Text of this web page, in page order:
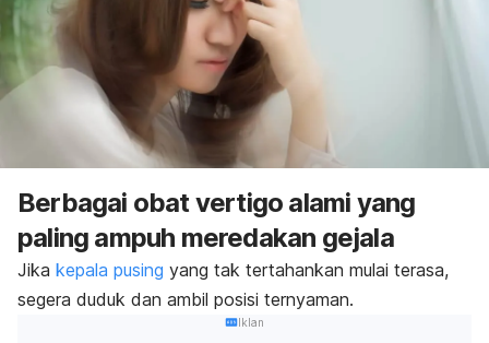
Berbagai obat vertigo alami yang
paling ampuh meredakan gejala
Jika kepala pusing yang tak tertahankan mulai terasa,
segera duduk dan ambil posisi ternyaman.
Iklan